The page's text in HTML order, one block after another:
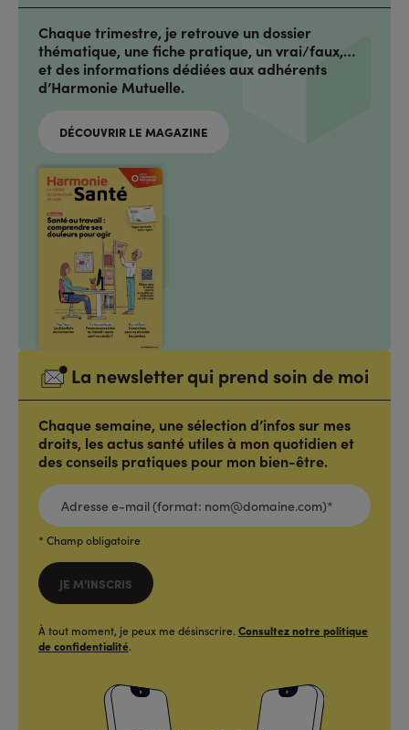
Chaque trimestre, je retrouve un dossier
thématique, une fiche pratique, un vrai/faux,…
et des informations dédiées aux adhérents
d’Harmonie Mutuelle.
DÉCOUVRIR LE MAGAZINE
La newsletter qui prend soin de moi
Chaque semaine, une sélection d’infos sur mes
droits, les actus santé utiles à mon quotidien et
des conseils pratiques pour mon bien-être.
ADRESSE
E-
MAIL
(FORMAT:
NOM@DOMAINE.COM)*
* Champ obligatoire
JE M'INSCRIS
À tout moment, je peux me désinscrire. Consultez notre politique
de confidentialité.